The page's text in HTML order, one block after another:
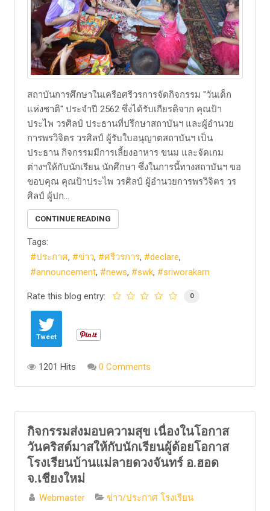
สถาบันการศึกษาในเครือศรีวรการจัดกิจกรรม "วันเด็ก
แห่งชาติ" ประจำปี 2562 ซึ่งได้รับเกียรติจาก คุณป้า
ประไพ วรศิลป์ ประธานที่ปรึกษาสถาบันฯ และผู้อำนวย
การพรวิจิตร วรศิลป์ ผู้รับใบอนุญาตสถาบันฯ เป็น
ประธาน กิจกรรมมีการเลี้ยงอาหาร ขนม และจัดเกม
ต่างฯให้กับนักเรียน นักศึกษา ซึ่งในการนี้ทางสถาบันฯ ขอ
ขอบคุณ คุณป้าประไพ วรศิลป์ ผู้อำนวยการพรวิจิตร วร
ศิลป์ ผู้ปก...
CONTINUE READING
Tags:
ประกาศ
ข่าว ศรีวรการ
declare
announcement
news swk sriworakarn
Rate this blog entry: 0
Tweet
1201 Hits 0 Comments
กิจกรรมส่งมอบความสุข เนื่องในโอกาส
วันคริสต์มาสให้กับนักเรียนผู้ด้อยโอกาส
โรงเรียนบ้านแม่ลายดวงจันทร์ อ.ฮอด
จ.เชียงใหม่
Webmaster ข่าว/ประกาศ โรงเรียน